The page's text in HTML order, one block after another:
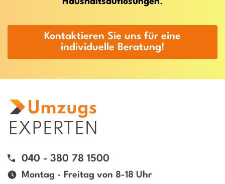
Kontaktieren Sie uns für eine
individuelle Beratung!
040 - 380 78 1500
Montag - Freitag von 8-18 Uhr